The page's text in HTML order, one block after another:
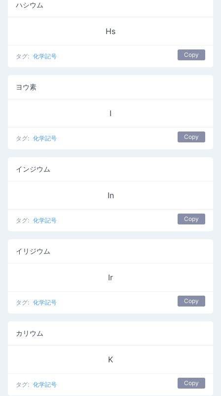
ハシウム
Hs
タグ: 化学記号 Copy
ヨウ素
I
タグ: 化学記号 Copy
インジウム
In
タグ: 化学記号 Copy
イリジウム
Ir
タグ: 化学記号 Copy
カリウム
K
タグ: 化学記号 Copy